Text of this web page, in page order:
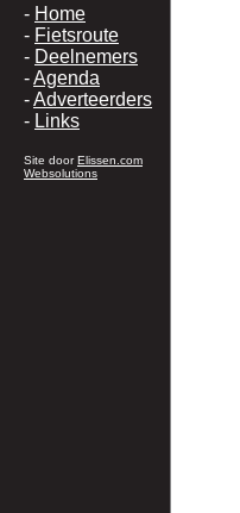
- Home
- Fietsroute
- Deelnemers
-Agenda
-Adverteerders
- Links
Site doorElissen.com
Websolutions